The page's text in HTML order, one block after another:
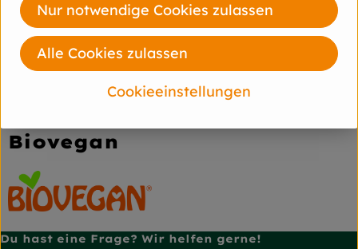
Herkunft
Hersteller: Biovegan
Biovegan
Du hast eine Frage? Wir helfen gerne!
Cookieeinstellungen
Nur notwendige Cookies zulassen
Alle Cookies zulassen